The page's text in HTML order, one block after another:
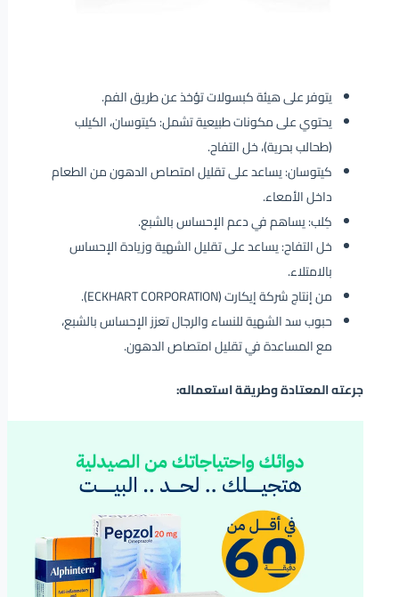
يتوفر على هيئة كبسولات تؤخذ عن طريق الفم.
يحتوي على مكونات طبيعية تشمل: كيتوسان، الكيلب
(طحالب بحرية)، خل التفاح.
كيتوسان: يساعد على تقليل امتصاص الدهون من الطعام
داخل الأمعاء.
كِلب: يساهم في دعم الإحساس بالشبع.
خل التفاح: يساعد على تقليل الشهية وزيادة الإحساس
بالامتلاء.
من إنتاج شركة إيكارت (ECKHART CORPORATION).
حبوب سد الشهية للنساء والرجال تعزز الإحساس بالشبع،
مع المساعدة في تقليل امتصاص الدهون.
جرعته المعتادة وطريقة استعماله: